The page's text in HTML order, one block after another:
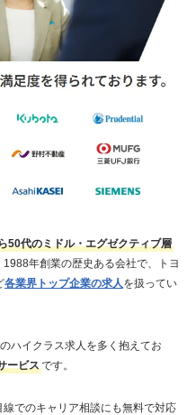
50代のミドル・エグゼクティブ層
年創業の歴史ある会社で、トヨ
各業界トップ企業の求人を扱ってい
ハイクラス求人を多く抱えてお
ービスです。
でのキャリア相談にも無料で対応